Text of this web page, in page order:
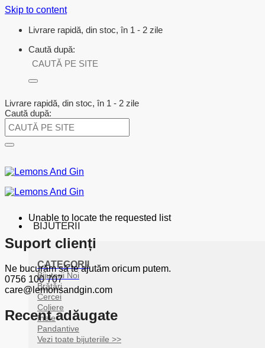
Skip to content
Livrare rapidă, din stoc, în 1 - 2 zile
Caută după:
Livrare rapidă, din stoc, în 1 - 2 zile
Caută după:
BIJUTERII
CATEGORII
Bijuterii Noi
Brățări
Cercei
Coliere
Inele
Pandantive
Vezi toate bijuteriile >>
Unable to locate the requested list
Suport clienți
Ne bucurăm să te ajutăm oricum putem.
0756 100 707
care@lemonsandgin.com
Recent adăugate